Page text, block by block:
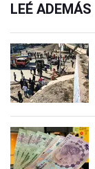
LEÉ ADEMÁS